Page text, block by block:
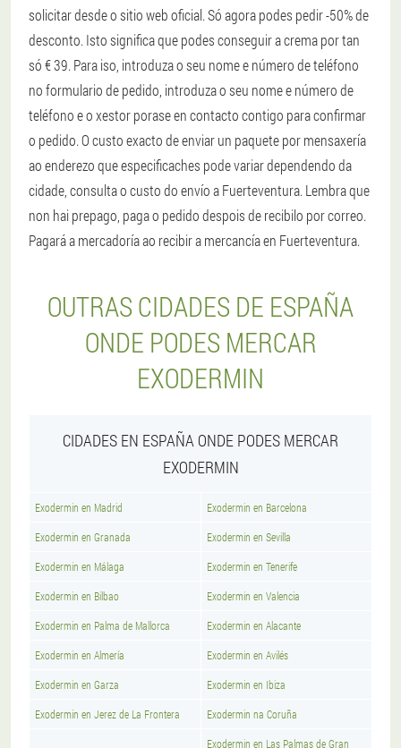
solicitar desde o sitio web oficial. Só agora podes pedir -50% de
desconto. Isto significa que podes conseguir a crema por tan
só € 39. Para iso, introduza o seu nome e número de teléfono
no formulario de pedido, introduza o seu nome e número de
teléfono e o xestor porase en contacto contigo para confirmar
o pedido. O custo exacto de enviar un paquete por mensaxería
ao enderezo que especificaches pode variar dependendo da
cidade, consulta o custo do envío a Fuerteventura. Lembra que
non hai prepago, paga o pedido despois de recibilo por correo.
Pagará a mercadoría ao recibir a mercancía en Fuerteventura.
OUTRAS CIDADES DE ESPAÑA
ONDE PODES MERCAR
EXODERMIN
CIDADES EN ESPAÑA ONDE PODES MERCAR
EXODERMIN
Exodermin en Madrid Exodermin en Barcelona
Exodermin en Granada Exodermin en Sevilla
Exodermin en Málaga Exodermin en Tenerife
Exodermin en Bilbao Exodermin en Valencia
Exodermin en Palma de Mallorca Exodermin en Alacante
Exodermin en Almería Exodermin en Avilés
Exodermin en Garza Exodermin en Ibiza
Exodermin en Jerez de La Frontera Exodermin na Coruña
Exodermin en Las Palmas de Gran